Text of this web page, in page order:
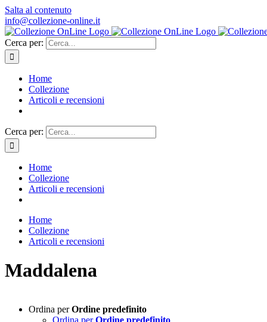
Salta al contenuto
info@collezione-online.it
Cerca per:
Home
Collezione
Articoli e recensioni
Cerca per:
Home
Collezione
Articoli e recensioni
Home
Collezione
Articoli e recensioni
Maddalena
Ordina perOrdine predefinito
Ordina perOrdine predefinito